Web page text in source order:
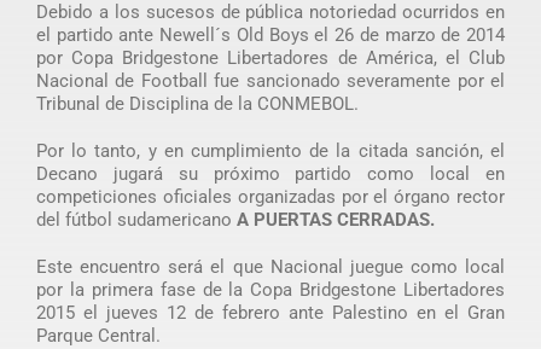
Debido a los sucesos de pública notoriedad ocurridos en
el partido ante Newell´s Old Boys el 26 de marzo de 2014
por Copa Bridgestone Libertadores de América, el Club
Nacional de Football fue sancionado severamente por el
Tribunal de Disciplina de la CONMEBOL.
Por lo tanto, y en cumplimiento de la citada sanción, el
Decano jugará su próximo partido como local en
competiciones oficiales organizadas por el órgano rector
del fútbol sudamericano A PUERTAS CERRADAS.
Este encuentro será el que Nacional juegue como local
por la primera fase de la Copa Bridgestone Libertadores
2015 el jueves 12 de febrero ante Palestino en el Gran
Parque Central.